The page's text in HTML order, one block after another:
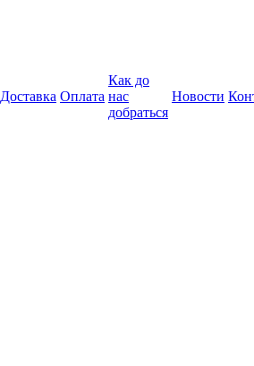
Доставка Оплата
Как до
нас
добраться
Новости